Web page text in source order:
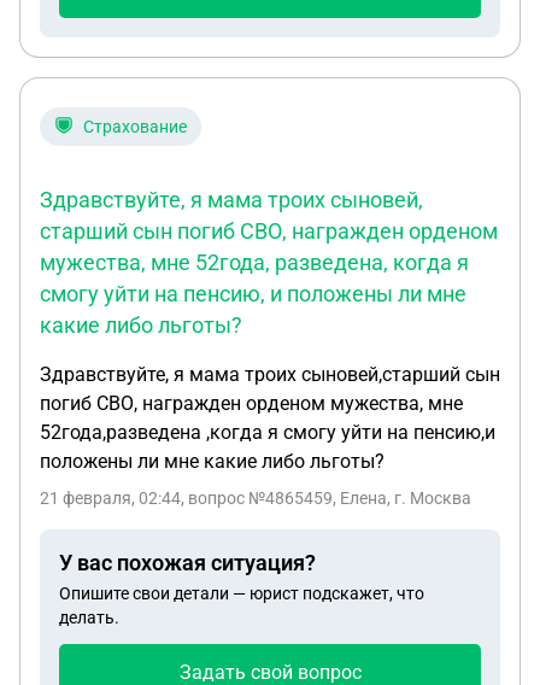
Страхование
Здравствуйте, я мама троих сыновей,
старший сын погиб СВО, награжден орденом
мужества, мне 52года, разведена, когда я
смогу уйти на пенсию, и положены ли мне
какие либо льготы?
Здравствуйте, я мама троих сыновей,старший сын
погиб СВО, награжден орденом мужества, мне
52года,разведена ,когда я смогу уйти на пенсию,и
положены ли мне какие либо льготы?
21 февраля, 02:44, вопрос №4865459, Елена, г. Москва
У вас похожая ситуация?
Опишите свои детали — юрист подскажет, что
делать.
Задать свой вопрос